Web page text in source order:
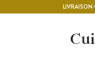
LIVRAISON